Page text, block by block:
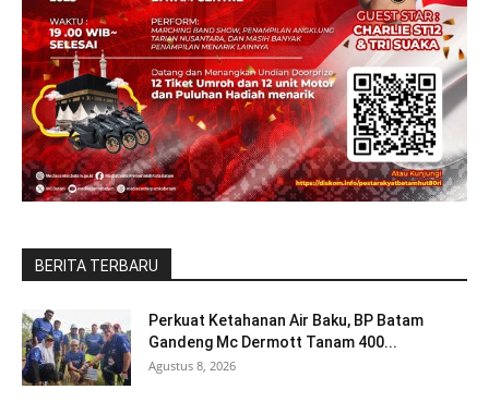
BERITA TERBARU
Perkuat Ketahanan Air Baku, BP Batam
Gandeng Mc Dermott Tanam 400...
Agustus 8, 2026